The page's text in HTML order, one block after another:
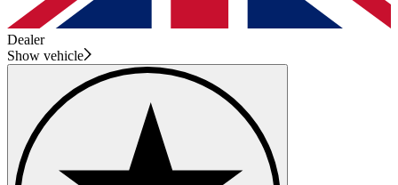
Dealer
Show vehicle